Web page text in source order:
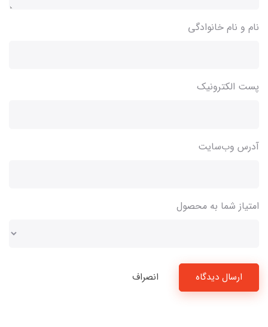
نام و نام خانوادگی
پست الکترونیک
آدرس وب‌سایت
امتیاز شما به محصول
ارسال دیدگاه انصراف